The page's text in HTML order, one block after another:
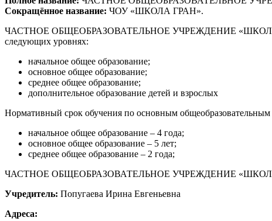
Сокращённое название: ЧОУ «ШКОЛА ГРАН».
ЧАСТНОЕ ОБЩЕОБРАЗОВАТЕЛЬНОЕ УЧРЕЖДЕНИЕ «ШКОЛА ГРАН»
следующих уровнях:
начальное общее образование;
основное общее образование;
среднее общее образование;
дополнительное образование детей и взрослых
Нормативный срок обучения по основным
начальное общее образование – 4 года;
основное общее образование – 5 лет;
среднее общее образование – 2 года;
ЧАСТНОЕ ОБЩЕОБРАЗОВАТЕЛЬНОЕ УЧРЕЖДЕНИЕ «ШКОЛА
Учредитель: Попугаева Ирина Евгеньевна
Адреса: